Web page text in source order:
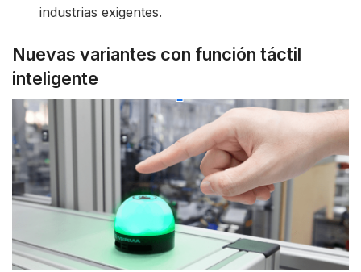
industrias exigentes.
Nuevas variantes con función táctil
inteligente